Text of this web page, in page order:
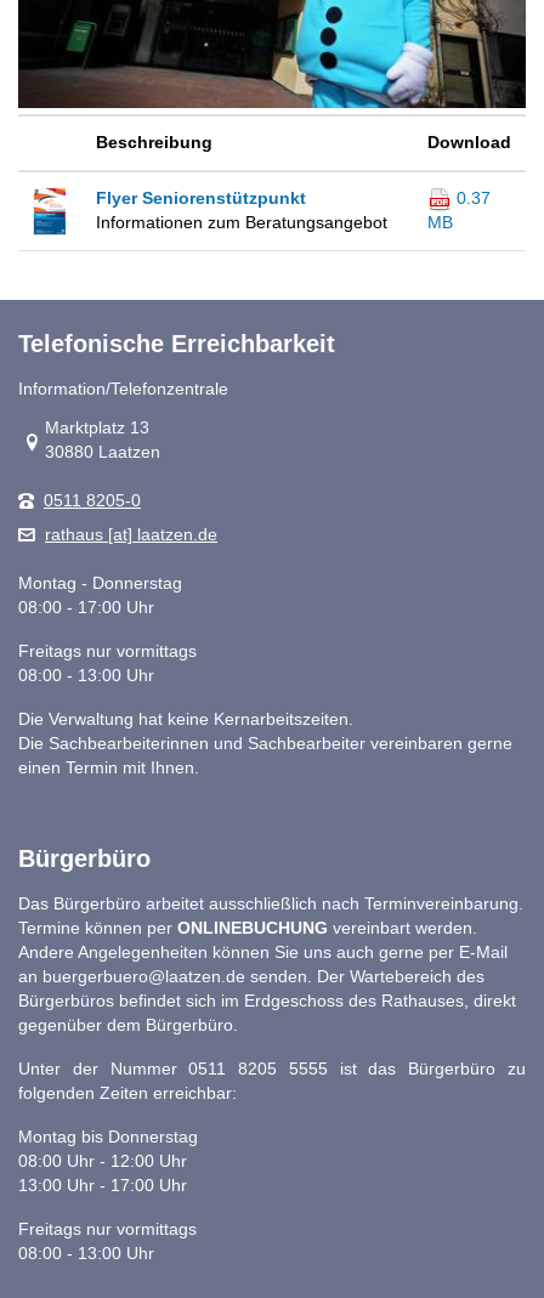
Beschreibung Download
Flyer Seniorenstützpunkt
Informationen zum Beratungsangebot
0.37
MB
Telefonische Erreichbarkeit
Information/Telefonzentrale
Link zur Google-Maps Navigation
Marktplatz 13
30880 Laatzen
0511 8205-0
rathaus [at] laatzen.de
Montag - Donnerstag
08:00 - 17:00 Uhr
Freitags nur vormittags
08:00 - 13:00 Uhr
Die Verwaltung hat keine Kernarbeitszeiten.
Die Sachbearbeiterinnen und Sachbearbeiter vereinbaren gerne
einen Termin mit Ihnen.
Bürgerbüro
Das Bürgerbüro arbeitet ausschließlich nach Terminvereinbarung.
Termine können per ONLINEBUCHUNG vereinbart werden.
Andere Angelegenheiten können Sie uns auch gerne per E-Mail
an buergerbuero@laatzen.de senden. Der Wartebereich des
Bürgerbüros befindet sich im Erdgeschoss des Rathauses, direkt
gegenüber dem Bürgerbüro.
Unter der Nummer 0511 8205 5555 ist das Bürgerbüro zu
folgenden Zeiten erreichbar:
Montag bis Donnerstag
08:00 Uhr - 12:00 Uhr
13:00 Uhr - 17:00 Uhr
Freitags nur vormittags
08:00 - 13:00 Uhr